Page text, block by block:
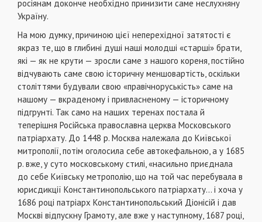
росіянам доконче необхідно принизити саме неслухняну
Україну.
На мою думку, причиною цієї неперехідної затятості є
якраз те, що в глибині душі наші молодші «старші» брати,
які — як не крути — зросли саме з нашого кореня, постійно
відчувають саме свою історичну меншовартість, оскільки
століттями будували свою «правічноруськість» саме на
нашому — вкраденому і привласненому — історичному
підгрунті. Так само на наших теренах постала й
теперішня Російська православна церква Московського
патріархату. До 1448 р. Москва належала до Київської
митрополії, потім оголосила себе автокефальною, а у 1685
р. вже, у суто московському стилі, «насильно приєднала
до себе Київську метрополію, що на той час перебувала в
юрисдикції Константинопольського патріархату... і хоча у
1686 році патріарх Константинопольський Діонісій і дав
Москві відпускну Грамоту, але вже у наступному, 1687 році,